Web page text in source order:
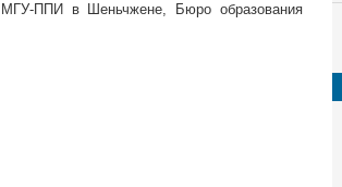
МГУ-ППИ в Шеньчжене, Бюро образования